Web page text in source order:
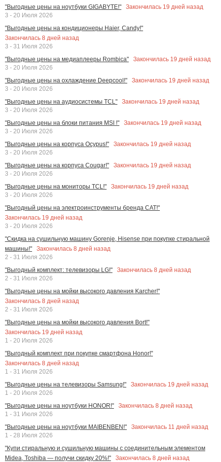
"Выгодные цены на ноутбуки GIGABYTE!"
Закончилась 19 дней назад
3 - 20 Июля 2026
"Выгодные цены на кондиционеры Haier, Candy!"
Закончилась 8 дней назад
3 - 31 Июля 2026
"Выгодные цены на медиаплееры Rombica"
Закончилась 19 дней назад
3 - 20 Июля 2026
"Выгодные цены на охлаждение Deepcool!"
Закончилась 19 дней назад
3 - 20 Июля 2026
"Выгодные цены на аудиосистемы TCL"
Закончилась 19 дней назад
3 - 20 Июля 2026
"Выгодные цены на блоки питания MSI !"
Закончилась 19 дней назад
3 - 20 Июля 2026
"Выгодные цены на корпуса Ocypus!"
Закончилась 19 дней назад
3 - 20 Июля 2026
"Выгодные цены на корпуса Cougar!"
Закончилась 19 дней назад
3 - 20 Июля 2026
"Выгодные цены на мониторы TCL!"
Закончилась 19 дней назад
3 - 20 Июля 2026
"Выгодный цены на электроинструменты бренда CAT!"
Закончилась 19 дней назад
3 - 20 Июля 2026
"Скидка на сушильную машину Gorenje, Hisense при покупке стиральной
машины!"
Закончилась 8 дней назад
2 - 31 Июля 2026
"Выгодный комплект: телевизоры LG!"
Закончилась 8 дней назад
2 - 31 Июля 2026
"Выгодные цены на мойки высокого давления Karcher!"
Закончилась 8 дней назад
2 - 31 Июля 2026
"Выгодные цены на мойки высокого давления Bort!"
Закончилась 19 дней назад
1 - 20 Июля 2026
"Выгодный комплект при покупке смартфона Honor!"
Закончилась 8 дней назад
1 - 31 Июля 2026
"Выгодные цены на телевизоры Samsung!"
Закончилась 19 дней назад
1 - 20 Июля 2026
"Выгодные цены на ноутбуки HONOR!"
Закончилась 8 дней назад
1 - 31 Июля 2026
"Выгодные цены на ноутбуки MAIBENBEN!"
Закончилась 11 дней назад
1 - 28 Июля 2026
"Купи стиральную и сушильную машины с соединительным элементом
Midea, Toshiba — получи скидку 20%!"
Закончилась 8 дней назад